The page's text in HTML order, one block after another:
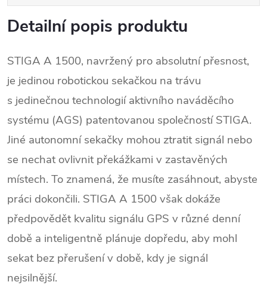
Detailní popis produktu
STIGA A 1500, navržený pro absolutní přesnost,
je jedinou robotickou sekačkou na trávu
s jedinečnou technologií aktivního naváděcího
systému (AGS) patentovanou společností STIGA.
Jiné autonomní sekačky mohou ztratit signál nebo
se nechat ovlivnit překážkami v zastavěných
místech. To znamená, že musíte zasáhnout, abyste
práci dokončili. STIGA A 1500 však dokáže
předpovědět kvalitu signálu GPS v různé denní
době a inteligentně plánuje dopředu, aby mohl
sekat bez přerušení v době, kdy je signál
nejsilnější.